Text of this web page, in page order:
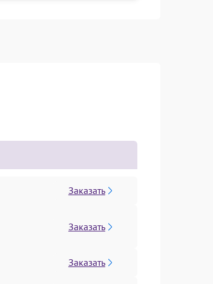
Заказать
Заказать
Заказать